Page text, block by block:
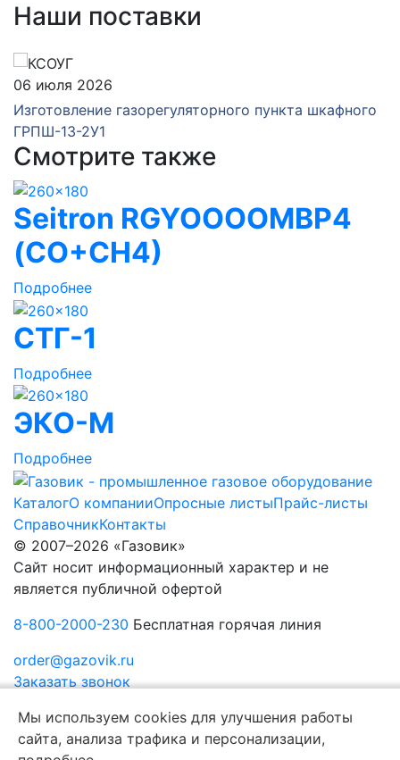
Наши поставки
06 июля 2026
Изготовление газорегуляторного пункта шкафного
ГРПШ-13-2У1
Смотрите также
Seitron RGYOOOOMBP4
(CO+CH4)
Подробнее
СТГ-1
Подробнее
ЭКО-М
Подробнее
КаталогО компанииОпросные листыПрайс-листы
СправочникКонтакты
© 2007–2026 «Газовик»
Сайт носит информационный характер и не
является публичной офертой
8-800-2000-230 Бесплатная горячая линия
order@gazovik.ru
Заказать звонок
Мы используем cookies для улучшения работы
сайта, анализа трафика и персонализации,